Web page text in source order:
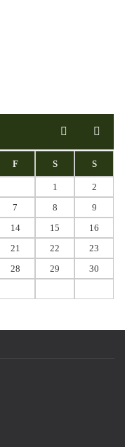
F S S
1
2
7 8
9
14 15
16
21 22
23
28 29
30